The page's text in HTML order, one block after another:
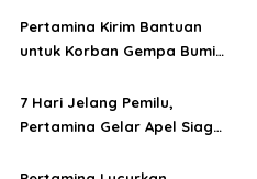
di Ramadhan
Pertamina Kirim Bantuan
untuk Korban Gempa Bumi
7 Hari Jelang Pemilu,
Pertamina Gelar Apel Siaga